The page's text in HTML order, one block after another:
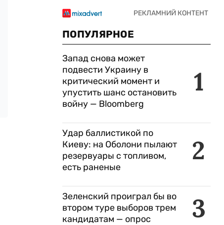
ПОПУЛЯРНОЕ
1
Запад снова может
подвести Украину в
критический момент и
упустить шанс остановить
войну — Bloomberg
2
Удар баллистикой по
Киеву: на Оболони пылают
резервуары с топливом,
есть раненые
3
Зеленский проиграл бы во
втором туре выборов трем
кандидатам — опрос